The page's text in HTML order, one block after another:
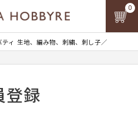
ティ 生地、編み物、刺繍、刺し子／
0
登録